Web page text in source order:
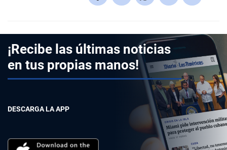
¡Recibe las últimas noticias
en tus propias manos!
DESCARGA LA APP